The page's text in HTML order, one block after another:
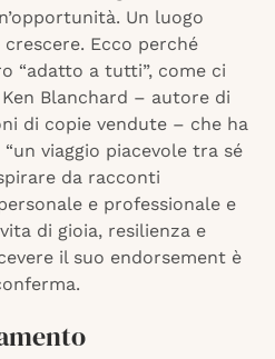
Un luogo
crescere. Ecco perché
“adatto a tutti”, come ci
Blanchard – autore di
di copie vendute – che ha
viaggio piacevole tra sé
da racconti
e professionale e
di gioia, resilienza e
il suo endorsement è